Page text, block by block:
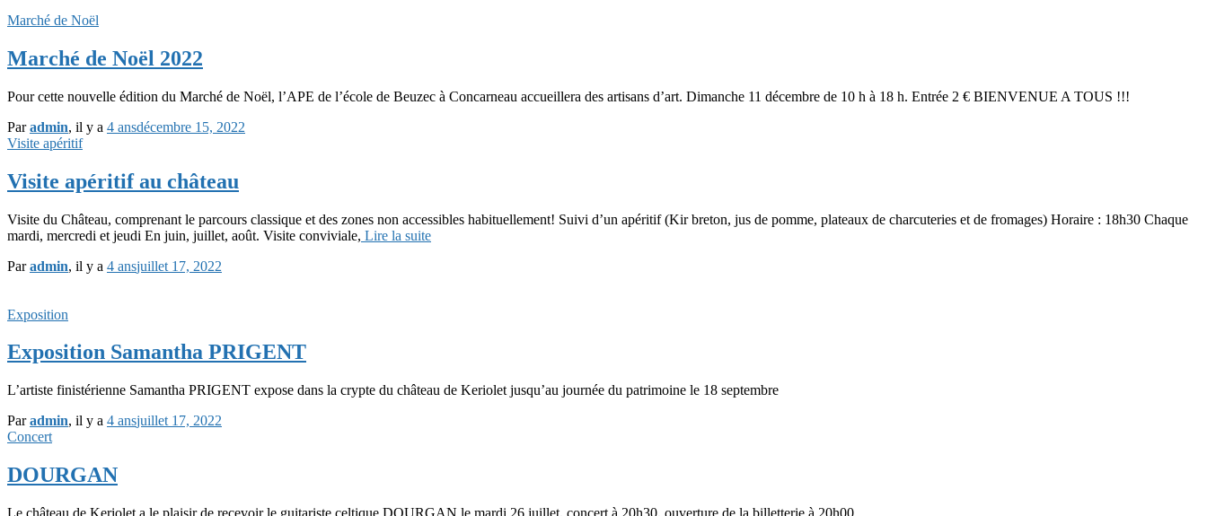
Marché de Noël
Marché de Noël 2022
Pour cette nouvelle édition du Marché de Noël, l’APE de l’école de Beuzec à Concarneau accueillera des artisans d’art. Dimanche 11 décembre de 10 h à 18 h. Entrée 2 € BIENVENUE A TOUS !!!
Paradmin, il y a 4 ansdécembre 15, 2022
Visite apéritif
Visite apéritif au château
Visite du Château, comprenant le parcours classique et des zones non accessibles habituellement! Suivi d’un apéritif (Kir breton, jus de pomme, plateaux de charcuteries et de fromages) Horaire : 18h30 Chaque
mardi, mercredi et jeudi En juin, juillet, août. Visite conviviale, Lire la suite
Paradmin, il y a 4 ansjuillet 17, 2022
Exposition
Exposition Samantha PRIGENT
L’artiste finistérienne Samantha PRIGENT expose dans la crypte du château de Keriolet jusqu’au journée du patrimoine le 18 septembre
Paradmin, il y a 4 ansjuillet 17, 2022
Concert
DOURGAN